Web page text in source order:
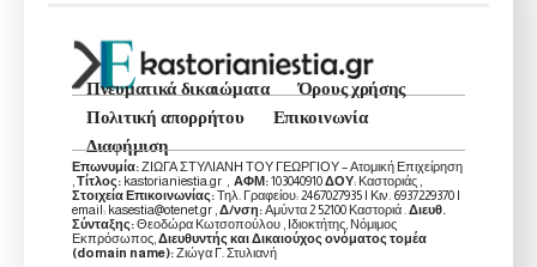
Πνευματικά δικαιώματα
Όρους χρήσης
Πολιτική απορρήτου
Επικοινωνία
Διαφήμιση
Επωνυμία:ΖΙΩΓΑ ΣΤΥΛΙΑΝΗ ΤΟΥ ΓΕΩΡΓΙΟΥ – Ατομική Επιχείρηση
Τίτλος: kastorianiestia.gr , ΑΦΜ:103040910ΔΟΥ: Καστοριάς ,
Στοιχεία Επικοινωνίας:Τηλ. Γραφείου: 2467027935 | Κιν. 6937229370 |
email: kasestia@otenet.gr , Δ/νση:Αμύντα 2 52100 Καστοριά . Διευθ.
Σύνταξης:Θεοδώρα Κωτσοπούλου , Ιδιοκτήτης, Νόμιμος
Εκπρόσωπος, Διευθυντής και Δικαιούχος ονόματος τομέα
(domain name):Ζιώγα Γ. Στυλιανή